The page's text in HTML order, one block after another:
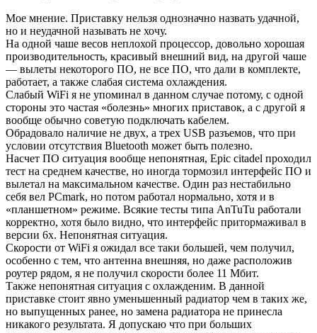
Мое мнение. Приставку нельзя однозначно назвать удачной,
но и неудачной называть не хочу.
На одной чаше весов неплохой процессор, довольно хорошая
производительность, красивый внешний вид, на другой чаше
— вылеты некоторого ПО, не все ПО, что дали в комплекте,
работает, а также слабая система охлаждения.
Слабый WiFi я не упоминал в данном случае потому, с одной
стороны это частая «болезнь» многих приставок, а с другой я
вообще обычно советую подключать кабелем.
Обрадовало наличие не двух, а трех USB разъемов, что при
условии отсутствия Bluetooth может быть полезно.
Насчет ПО ситуация вообще непонятная, Epic citadel проходил
тест на среднем качестве, но иногда тормозил интерфейс ПО и
вылетал на максимальном качестве. Один раз нестабильно
себя вел PCmark, но потом работал нормально, хотя и в
«планшетном» режиме. Всякие тесты типа AnTuTu работали
корректно, хотя было видно, что интерфейс притормаживал в
версии 6х. Непонятная ситуация.
Скорости от WiFi я ожидал все таки большей, чем получил,
особенно с тем, что антенна внешняя, но даже расположив
роутер рядом, я не получил скорости более 11 Мбит.
Также непонятная ситуация с охлажденим. В данной
приставке стоит явно уменьшенный радиатор чем в таких же,
но выпущенных ранее, но замена радиатора не принесла
никакого результата. Я допускаю что при больших